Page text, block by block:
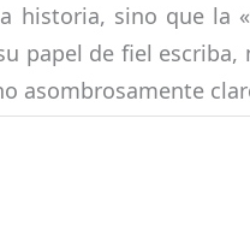
historia, sino que la
papel de fiel
asombrosamente